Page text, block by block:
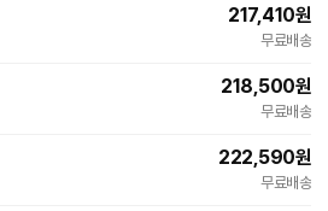
217,410원
무료배송
218,500원
무료배송
222,590원
무료배송